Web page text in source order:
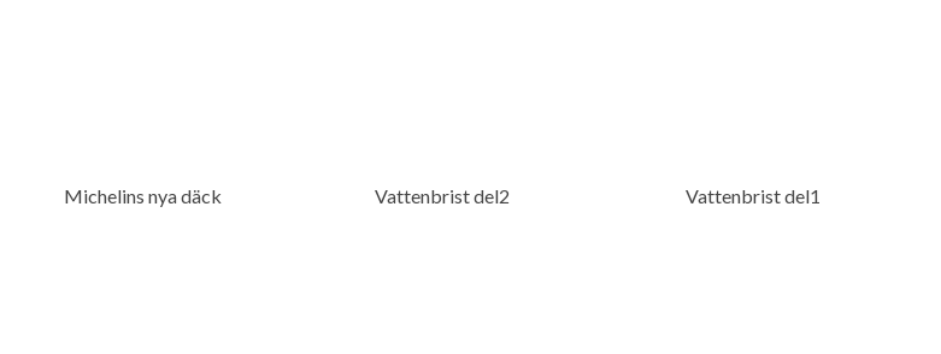
Michelins nya däck Vattenbrist del2 Vattenbrist del1